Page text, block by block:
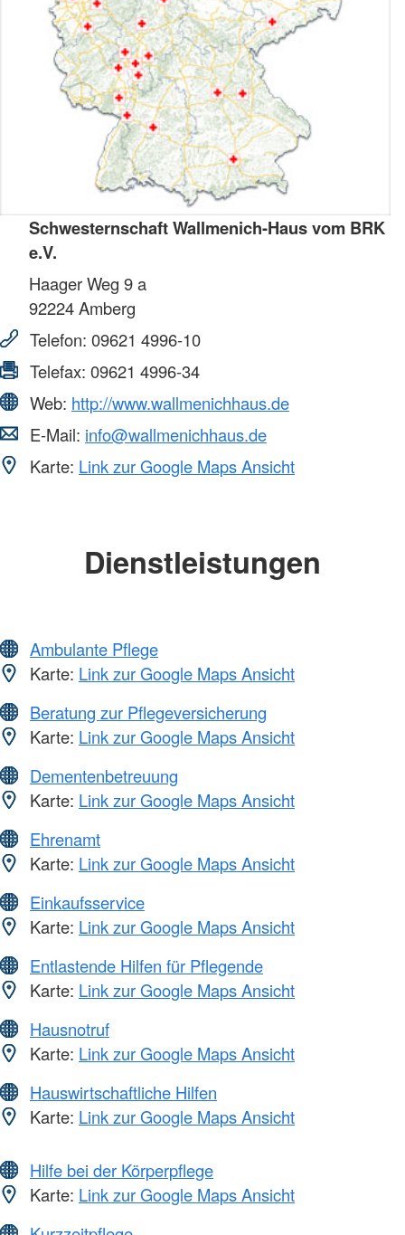
Schwesternschaft Wallmenich-Haus vom BRK
e.V.
Haager Weg 9 a
92224Amberg
Telefon: 09621 4996-10
Telefax: 09621 4996-34
Web: http://www.wallmenichhaus.de
E-Mail: info@wallmenichhaus.de
Karte: Link zur Google Maps Ansicht
Dienstleistungen
Ambulante Pflege
Karte: Link zur Google Maps Ansicht
Beratung zur Pflegeversicherung
Karte: Link zur Google Maps Ansicht
Dementenbetreuung
Karte: Link zur Google Maps Ansicht
Ehrenamt
Karte: Link zur Google Maps Ansicht
Einkaufsservice
Karte: Link zur Google Maps Ansicht
Entlastende Hilfen für Pflegende
Karte: Link zur Google Maps Ansicht
Hausnotruf
Karte: Link zur Google Maps Ansicht
Hauswirtschaftliche Hilfen
Karte: Link zur Google Maps Ansicht
Hilfe bei der Körperpflege
Karte: Link zur Google Maps Ansicht